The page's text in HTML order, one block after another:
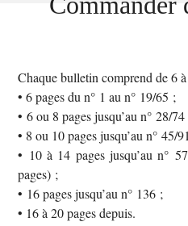
Chaque bulletin comprend de 6
• 6 pages du n° 1 au n° 19/65 ;
• 6 ou 8 pages jusqu’au n° 28/74
• 8 ou 10 pages jusqu’au n° 45/
• 10 à 14 pages jusqu’au n°
pages) ;
• 16 pages jusqu’au n° 136 ;
• 16 à 20 pages depuis.